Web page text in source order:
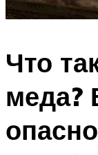
Что
меда?